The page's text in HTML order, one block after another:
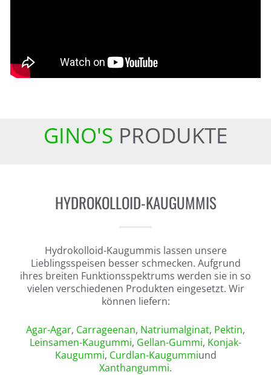
GINO'S PRODUKTE
HYDROKOLLOID-KAUGUMMIS
Hydrokolloid-Kaugummis lassen unsere
Lieblingsspeisen besser schmecken. Aufgrund
ihres breiten Funktionsspektrums werden sie in so
vielen verschiedenen Produkten eingesetzt. Wir
können liefern:
Agar-Agar, Carrageenan, Natriumalginat, Pektin,
Leinsamen-Kaugummi, Gellan-Gummi, Konjak-
Kaugummi, Curdlan-Kaugummiund
Xanthangummi.